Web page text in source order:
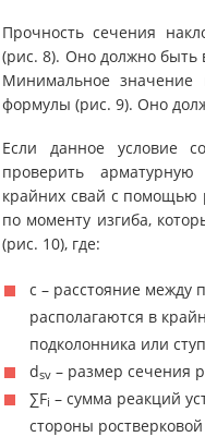
Прочность сечения
(рис. 8). Оно должно
Минимальное значение
формулы (рис. 9). Оно
Если данное условие
проверить
крайних свай с помощью
по моменту изгиба,
(рис. 10), где:
c – расстояние между
располагаются в
подколонника или
dsv – размер сечения
∑Fi – сумма реакций
стороны